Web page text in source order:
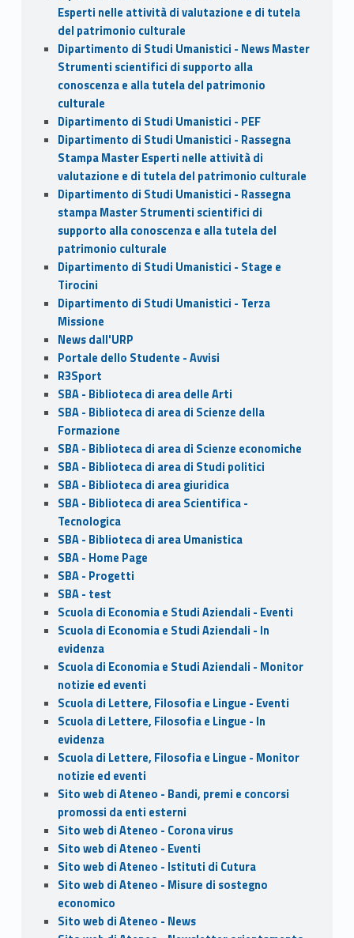
Esperti nelle attività di valutazione e di tutela
del patrimonio culturale
Dipartimento di Studi Umanistici - News Master
Strumenti scientifici di supporto alla
conoscenza e alla tutela del patrimonio
culturale
Dipartimento di Studi Umanistici - PEF
Dipartimento di Studi Umanistici - Rassegna
Stampa Master Esperti nelle attività di
valutazione e di tutela del patrimonio culturale
Dipartimento di Studi Umanistici - Rassegna
stampa Master Strumenti scientifici di
supporto alla conoscenza e alla tutela del
patrimonio culturale
Dipartimento di Studi Umanistici - Stage e
Tirocini
Dipartimento di Studi Umanistici - Terza
Missione
News dall'URP
Portale dello Studente - Avvisi
R3Sport
SBA - Biblioteca di area delle Arti
SBA - Biblioteca di area di Scienze della
Formazione
SBA - Biblioteca di area di Scienze economiche
SBA - Biblioteca di area di Studi politici
SBA - Biblioteca di area giuridica
SBA - Biblioteca di area Scientifica -
Tecnologica
SBA - Biblioteca di area Umanistica
SBA - Home Page
SBA - Progetti
SBA - test
Scuola di Economia e Studi Aziendali - Eventi
Scuola di Economia e Studi Aziendali - In
evidenza
Scuola di Economia e Studi Aziendali - Monitor
notizie ed eventi
Scuola di Lettere, Filosofia e Lingue - Eventi
Scuola di Lettere, Filosofia e Lingue - In
evidenza
Scuola di Lettere, Filosofia e Lingue - Monitor
notizie ed eventi
Sito web di Ateneo - Bandi, premi e concorsi
promossi da enti esterni
Sito web di Ateneo - Corona virus
Sito web di Ateneo - Eventi
Sito web di Ateneo - Istituti di Cutura
Sito web di Ateneo - Misure di sostegno
economico
Sito web di Ateneo - News